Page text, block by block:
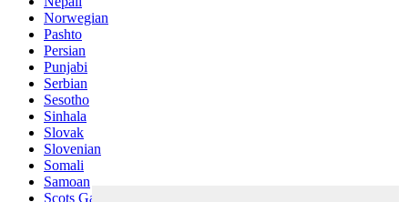
Norwegian
Pashto
Persian
Punjabi
Serbian
Sesotho
Sinhala
Slovak
Slovenian
Somali
Samoan
Scots Gaelic